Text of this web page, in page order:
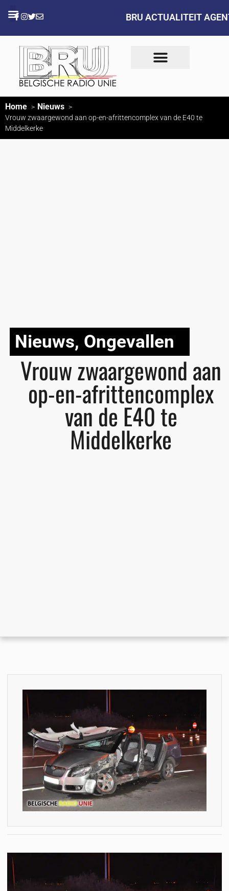
BRU ACTUALITEIT
Home Nieuws
Vrouw zwaargewond aan op-en-afrittencomplex van de E40 te
Middelkerke
Nieuws, Ongevallen
Vrouw zwaargewond aan
op-en-afrittencomplex
van de E40 te
Middelkerke